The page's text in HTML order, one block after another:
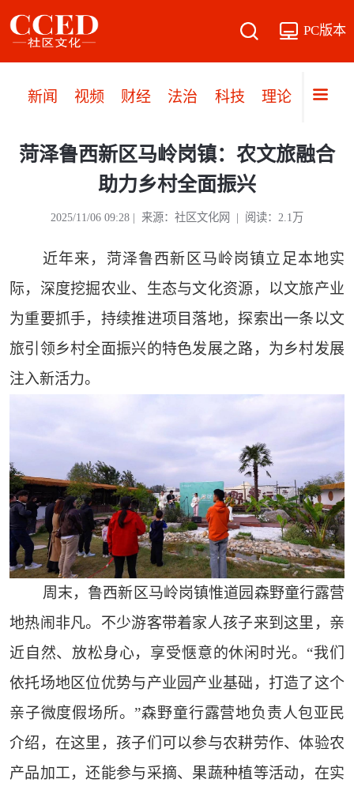
PC版本
新闻 视频 财经 法治 科技 理论 党建
菏泽鲁西新区马岭岗镇：农文旅融合
助力乡村全面振兴
2025/11/06 09:28 | 来源：社区文化网 | 阅读：2.1万
近年来，菏泽鲁西新区马岭岗镇立足本地实
际，深度挖掘农业、生态与文化资源，以文旅产业
为重要抓手，持续推进项目落地，探索出一条以文
旅引领乡村全面振兴的特色发展之路，为乡村发展
注入新活力。
周末，鲁西新区马岭岗镇惟道园森野童行露营
地热闹非凡。不少游客带着家人孩子来到这里，亲
近自然、放松身心，享受惬意的休闲时光。“我们
依托场地区位优势与产业园产业基础，打造了这个
亲子微度假场所。”森野童行露营地负责人包亚民
介绍，在这里，孩子们可以参与农耕劳作、体验农
产品加工，还能参与采摘、果蔬种植等活动，在实